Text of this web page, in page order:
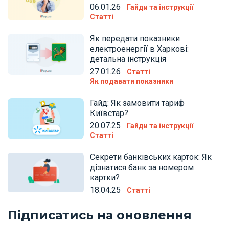
06.01.26
Гайди та інструкції
Статті
Як передати показники
електроенергії в Харкові:
детальна інструкція
27.01.26
Статті
Як подавати показники
Гайд: Як замовити тариф
Київстар?
20.07.25
Гайди та інструкції
Статті
Секрети банківських карток: Як
дізнатися банк за номером
картки?
18.04.25
Статті
Підписатись на оновлення